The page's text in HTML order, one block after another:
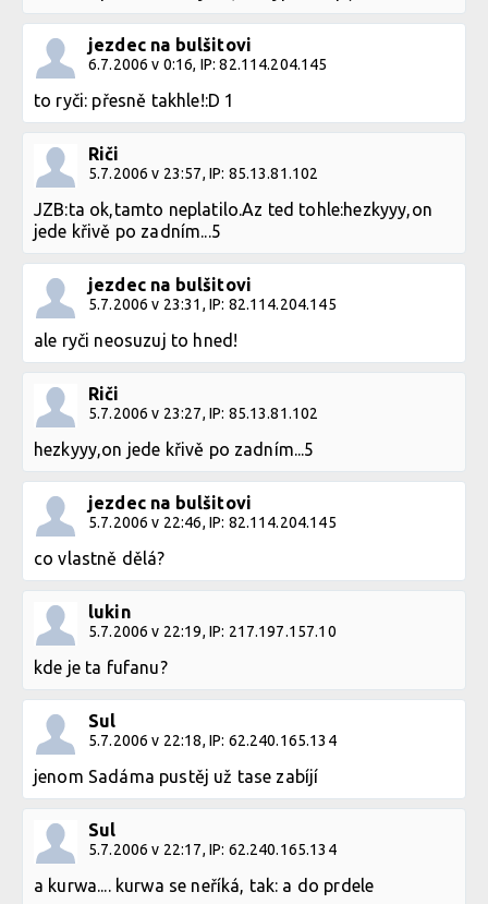
jezdec na bulšitovi
6.7.2006 v 0:16, IP: 82.114.204.145
to ryči: přesně takhle!:D 1
Riči
5.7.2006 v 23:57, IP: 85.13.81.102
JZB:ta ok,tamto neplatilo.Az ted tohle:hezkyyy,on
jede křivě po zadním...5
jezdec na bulšitovi
5.7.2006 v 23:31, IP: 82.114.204.145
ale ryči neosuzuj to hned!
Riči
5.7.2006 v 23:27, IP: 85.13.81.102
hezkyyy,on jede křivě po zadním...5
jezdec na bulšitovi
5.7.2006 v 22:46, IP: 82.114.204.145
co vlastně dělá?
lukin
5.7.2006 v 22:19, IP: 217.197.157.10
kde je ta fufanu?
Sul
5.7.2006 v 22:18, IP: 62.240.165.134
jenom Sadáma pustěj už tase zabíjí
Sul
5.7.2006 v 22:17, IP: 62.240.165.134
a kurwa.... kurwa se neříká, tak: a do prdele